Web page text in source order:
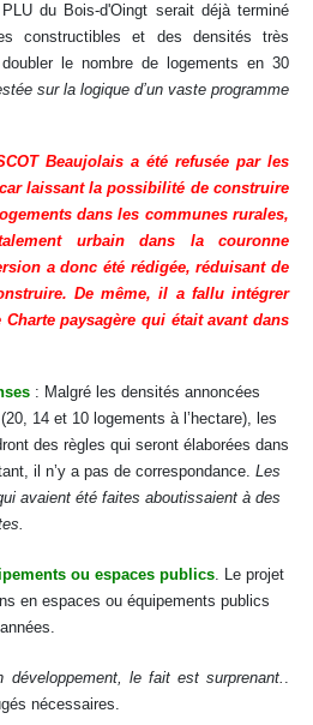
du Bois-d'Oingt serait déjà terminé
constructibles et des densités très
le nombre de logements en 30
sur la logique d’un vaste programme
Beaujolais a été refusée par les
laissant la possibilité de construire
dans les communes rurales,
urbain dans la couronne
a donc été rédigée, réduisant de
De même, il a fallu intégrer
paysagère qui était avant dans
: Malgré les densités annoncées
14 et 10 logements à l’hectare), les
des règles qui seront élaborées dans
il n’y a pas de correspondance. Les
avaient été faites aboutissaient à des
ou espaces publics. Le projet
en espaces ou équipements publics
développement, le fait est surprenant. .
nécessaires.